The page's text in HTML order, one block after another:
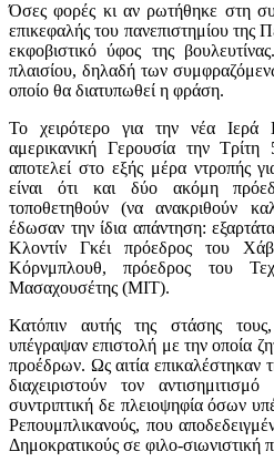
Όσες φορές κι αν ρωτήθηκε στη
επικεφαλής του πανεπιστημίου της
εκφοβιστικό ύφος της
πλαισίου, δηλαδή των
οποίο θα διατυπωθεί η φράση.
Το χειρότερο για την νέα Ιερά
αμερικανική Γερουσία την
αποτελεί στο εξής μέρα ντροπής
είναι ότι και δύο ακόμη
τοποθετηθούν (να ανακριθούν
έδωσαν την ίδια απάντηση:
Κλοντίν Γκέι πρόεδρος του
Κόρνμπλουθ, πρόεδρος του
Μασαχουσέτης (ΜΙΤ).
Κατόπιν αυτής της στάσης
υπέγραψαν επιστολή με την οποία
προέδρων. Ως αιτία επικαλέστηκαν
διαχειριστούν τον
συντριπτική δε πλειοψηφία όσων
Ρεπουμπλικανούς, που
Δημοκρατικούς σε φιλο-σιωνιστική